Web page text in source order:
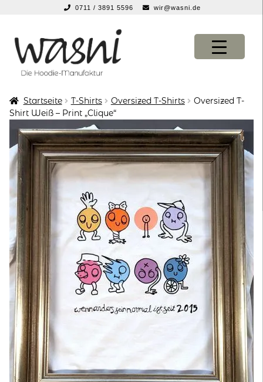
0711 / 3891 5596 wir@wasni.de
Navigation
springen
Inhalt
springen
KONFIGURATOR
SHOP
über uns
vor ort
service
KONFIGURATOR
SHOP
über uns
vor ort
service
suche
kontakt
home
Startseite T-Shirts Oversized T-Shirts
Oversized T-
Shirt Weiß – Print „Clique“